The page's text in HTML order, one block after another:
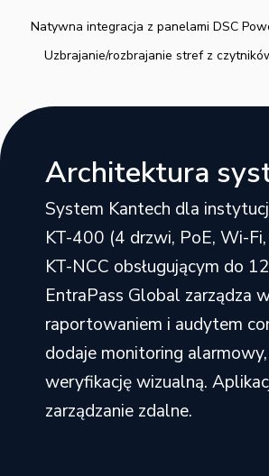
Natywna integracja z panelami DSC
Uzbrajanie/rozbrajanie stref z
Architektura
System Kantech dla
KT-400 (4 drzwi, PoE, Wi-
KT-NCC obsługującym do
EntraPass Global zarządza
raportowaniem i audytem
dodaje monitoring
weryfikację wizualną.
zarządzanie zdalne.